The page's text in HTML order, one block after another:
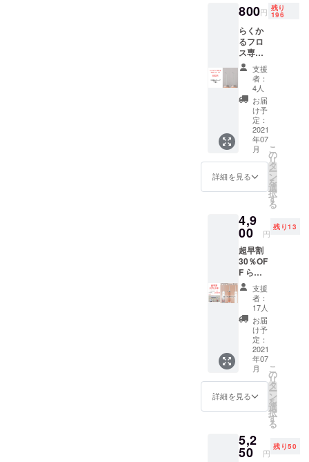
800円 残り
196
らくか
るフロ
ス専用
ノズ
ル x2
本 これ
さえあ
ればご
家族と
シェア
できま
す！ 送
料、消
費税込
み
支援
者：
4人
お届
け予
定：
2021
年07
月
詳細を見る
こ
の
リ
タ
ー
ン
を
選
択
す
る
4,9
00 円
残り13
超早割
30％OF
F らく
かるフ
ロス
（ベー
シック
セッ
ト）
7,000
円
→
4,900円
送料、
消費税
支援
者：
17人
お届
け予
定：
2021
年07
月
詳細を見る
こ
の
リ
タ
ー
ン
を
選
択
す
る
5,2
50 円
残り50